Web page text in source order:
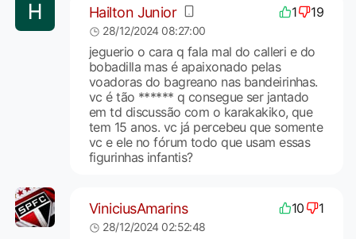
Hailton Junior 1 19
28/12/2024 08:27:00
jeguerio o cara q fala mal do calleri e do
bobadilla mas é apaixonado pelas
voadoras do bagreano nas bandeirinhas.
vc é tão ****** q consegue ser jantado
em td discussão com o karakakiko, que
tem 15 anos. vc já percebeu que somente
vc e ele no fórum todo que usam essas
figurinhas infantis?
ViniciusAmarins 10 1
28/12/2024 02:52:48